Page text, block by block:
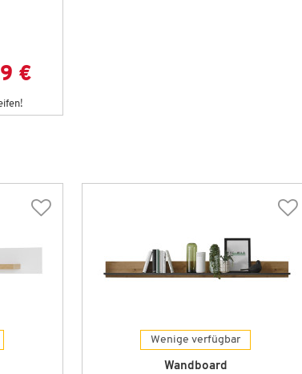
€
Wenige verfügbar
Wandboard